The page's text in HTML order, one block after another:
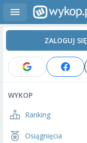
ZALOGUJ SIĘ
WYKOP
Ranking
Osiągnięcia